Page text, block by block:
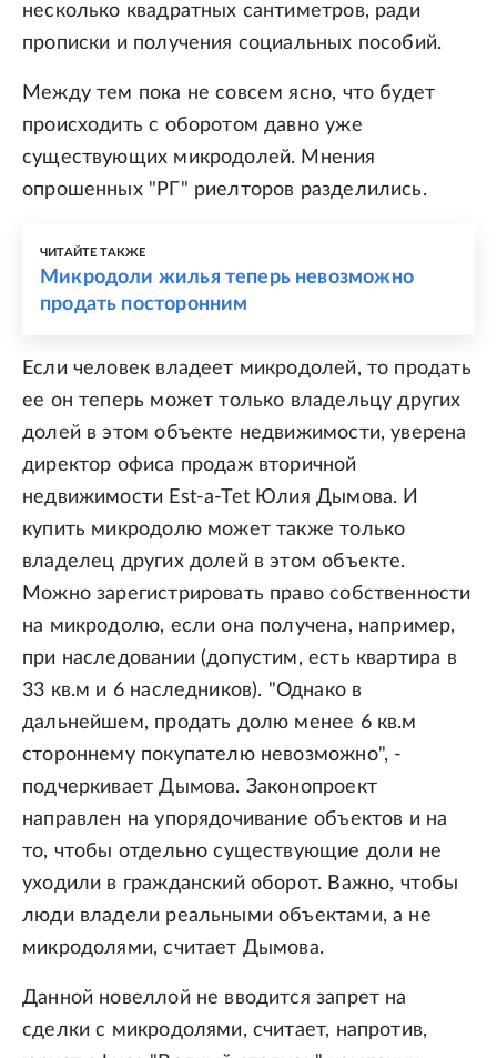
несколько квадратных сантиметров, ради
прописки и получения социальных пособий.
Между тем пока не совсем ясно, что будет
происходить с оборотом давно уже
существующих микродолей. Мнения
опрошенных "РГ" риелторов разделились.
ЧИТАЙТЕ ТАКЖЕ
Микродоли жилья теперь невозможно
продать посторонним
Если человек владеет микродолей, то продать
ее он теперь может только владельцу других
долей в этом объекте недвижимости, уверена
директор офиса продаж вторичной
недвижимости Est-a-Tet Юлия Дымова. И
купить микродолю может также только
владелец других долей в этом объекте.
Можно зарегистрировать право собственности
на микродолю, если она получена, например,
при наследовании (допустим, есть квартира в
33 кв.м и 6 наследников). "Однако в
дальнейшем, продать долю менее 6 кв.м
стороннему покупателю невозможно", -
подчеркивает Дымова. Законопроект
направлен на упорядочивание объектов и на
то, чтобы отдельно существующие доли не
уходили в гражданский оборот. Важно, чтобы
люди владели реальными объектами, а не
микродолями, считает Дымова.
Данной новеллой не вводится запрет на
сделки с микродолями, считает, напротив,